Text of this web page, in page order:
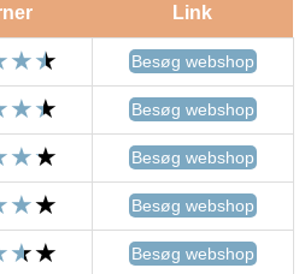
Link
Besøg webshop
Besøg webshop
Besøg webshop
Besøg webshop
Besøg webshop